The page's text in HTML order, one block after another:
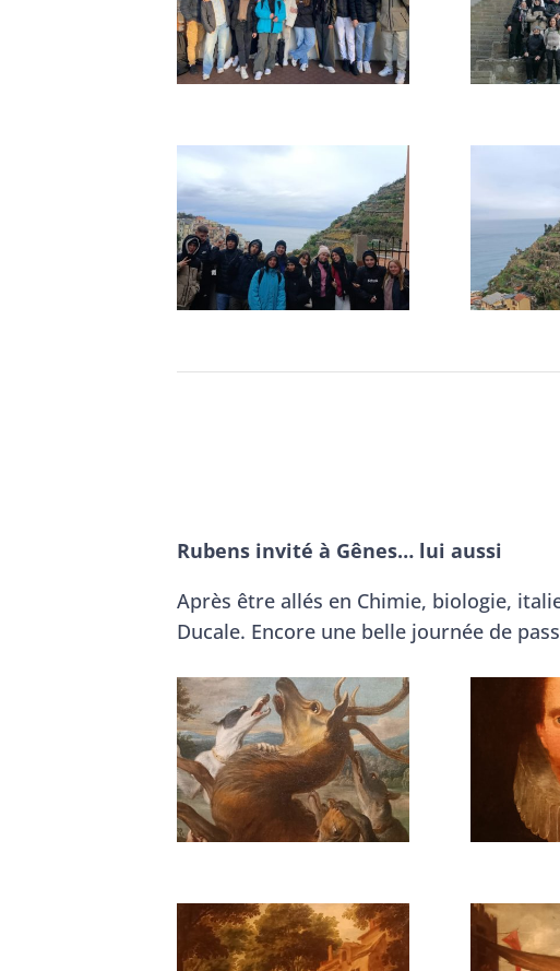
Rubens invité à Gênes… lui aussi
Après être allés en Chimie, biologie,
Ducale. Encore une belle journée de